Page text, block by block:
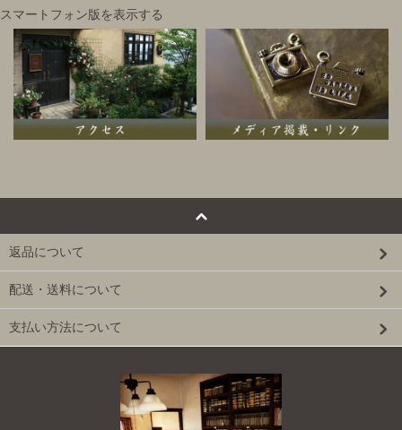
スマートフォン版を表示する
返品について
配送・送料について
支払い方法について